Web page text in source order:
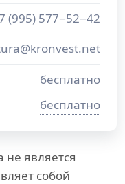
не является
собой
(995) 577−52−42
бесплатно
бесплатно